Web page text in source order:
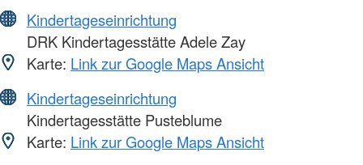
Kindertageseinrichtung
DRK Kindertagesstätte Adele Zay
Karte: Link zur Google Maps Ansicht
Kindertageseinrichtung
Kindertagesstätte Pusteblume
Karte: Link zur Google Maps Ansicht